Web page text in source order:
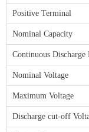
Positive Terminal
Nominal Capacity
Continuous Discharge
Nominal Voltage
Maximum Voltage
Discharge cut-off